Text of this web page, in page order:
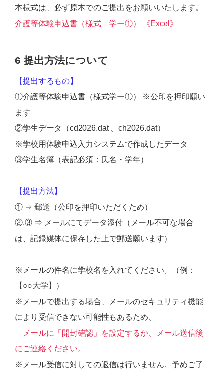
本様式は、必ず原本でのご提出をお願いいたします。
介護等体験申込書（様式 学ー①） 《Excel》
6 提出方法について
【提出するもの】
①介護等体験申込書（様式学ー①） ※公印を押印願い
ます
②学生データ（cd2026.dat 、ch2026.dat）
※学校用体験申込入力システムで作成したデータ
③学生名簿（表記必須：氏名・学年）
【提出方法】
① ⇒ 郵送（公印を押印いただくため）
②,③ ⇒ メールにてデータ添付（メール不可な場合
は、記録媒体に保存した上で郵送願います）
※メールの件名に学校名を入れてください。（例：
【○○大学】）
※メールで提出する場合、メールのセキュリティ機能
により受信できない可能性もあるため、
メールに「開封確認」を設定するか、メール送信後
にご連絡ください。
※メール受信に対しての返信は行いません。予めご了